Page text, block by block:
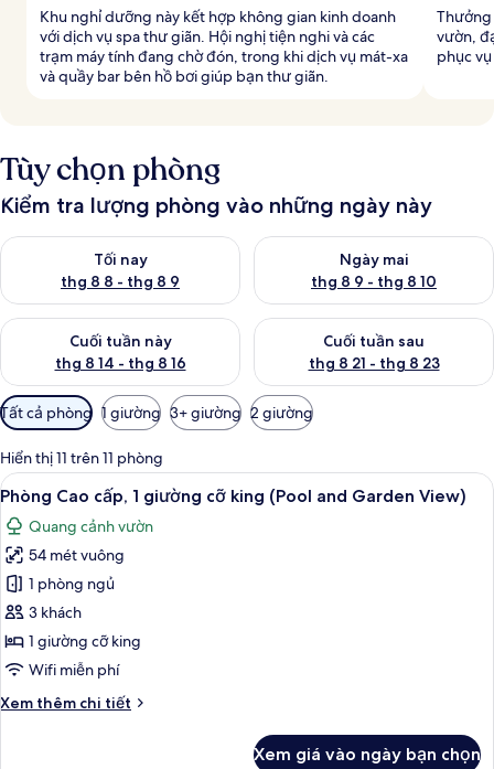
Khu nghỉ dưỡng này kết hợp không gian kinh doanh
với dịch vụ spa thư giãn. Hội nghị tiện nghi và các
trạm máy tính đang chờ đón, trong khi dịch vụ mát-xa
và quầy bar bên hồ bơi giúp bạn thư giãn.
Thưởng
vườn,
phục
Tùy chọn phòng
Kiểm tra lượng phòng vào những ngày này
Tối nay
thg 8 8 - thg 8 9
Kiểm tra lượng phòng tối nay từ thg 8 8 - thg 8 9
Ngày mai
thg 8 9 - thg 8 10
Kiểm tra lượng phòng ngày
Cuối tuần này
thg 8 14 - thg 8 16
Kiểm tra lượng phòng cuối tuần này từ thg 8 14 - thg 8 16
Cuối tuần sau
thg 8 21 - thg 8 23
Kiểm tra lượng phòng cuối
Bộ
lọc
có
thể
dùng
để
lọc
tìm
phòng
Tất cả phòng 1 giường 3+ giường 2 giường
Hiển thị 11 trên 11 phòng
Xem
tất
cả
ảnh
Phòng
Cao
cấp,
1
cỡ
Phòng Cao cấp, 1 giường cỡ king
6
Phòng Cao cấp, 1 giường cỡ king (Pool and Garden View)
Quang cảnh vườn
54 mét vuông
1 phòng ngủ
3 khách
1 giường cỡ king
Wifi miễn phí
Xem thêm chi tiết
Chi
Xem giá vào ngày bạn chọn